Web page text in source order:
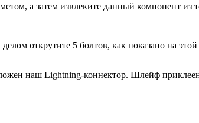
а затем извлеките данный компонент из
открутите 5 болтов, как показано на
наш Lightning-коннектор. Шлейф